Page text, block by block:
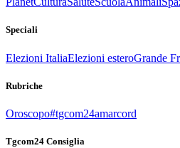
Speciali
Elezioni ItaliaElezioni esteroGrande
Rubriche
Oroscopo#tgcom24amarcord
Tgcom24 Consiglia